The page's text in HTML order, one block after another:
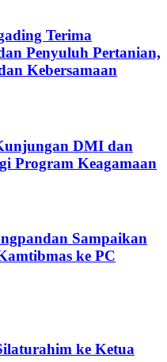
Terima
Penyuluh Pertanian,
Kebersamaan
DMI dan
Program Keagamaan
Sampaikan
ke PC
ke Ketua